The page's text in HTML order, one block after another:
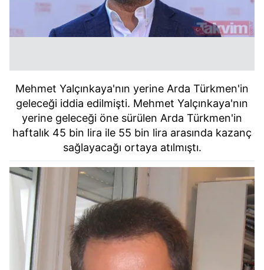
Mehmet Yalçınkaya'nın yerine Arda Türkmen'in
geleceği iddia edilmişti. Mehmet Yalçınkaya'nın
yerine geleceği öne sürülen Arda Türkmen'in
haftalık 45 bin lira ile 55 bin lira arasında kazanç
sağlayacağı ortaya atılmıştı.